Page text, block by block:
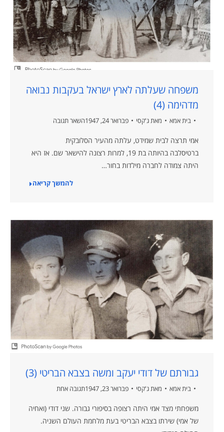
משפחה שעלתה לארץ ישראל בעקבות נבואה
מדהימה (4)
בית אמא מאתג'קסי פברואר 24, 1947 השאר תגובה
אמי תרצה לבית שמידט, עלתה מהעיר הסלובקית
ברטיסלבה בהיותה בת 19, למרות רצונה להישאר שם. אז היא
היתה צמודה לחברה מילדות בחור…
להמשך קריאה
גבורתם של דודי יעקב ומשה בצבא הבריטי (3)
בית אמא מאתג'קסי פברואר 23, 1947 תגובה אחת
משפחתי מצד אמי היתה רצופה בסיפורי גבורה. שני דודי (ואחיה
של אמי) שירתו בצבא הבריטי בעת מלחמת העולם השניה.